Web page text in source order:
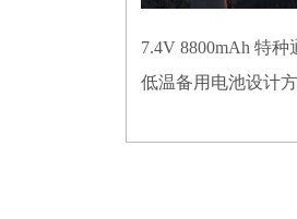
7.4V 8800mAh 特种
低温备用电池设计